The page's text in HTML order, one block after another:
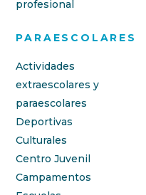
profesional
PARAESCOLARES
Actividades
extraescolares y
paraescolares
Deportivas
Culturales
Centro Juvenil
Campamentos